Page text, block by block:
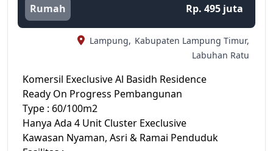
Rumah Rp. 495 juta
Lampung, Kabupaten Lampung Timur,
Labuhan Ratu
Komersil Execlusive Al Basidh Residence
Ready On Progress Pembangunan
Type : 60/100m2
Hanya Ada 4 Unit Cluster Execlusive
Kawasan Nyaman, Asri & Ramai Penduduk